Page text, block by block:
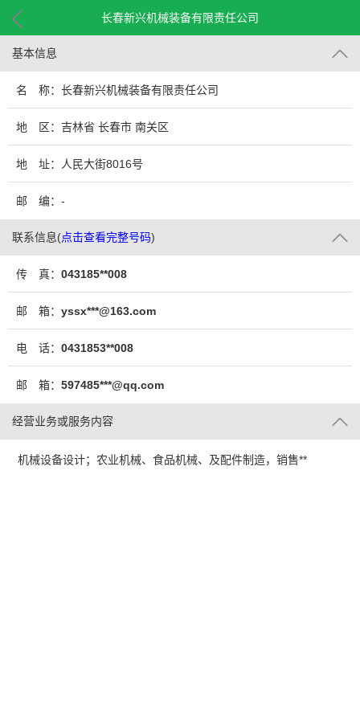
长春新兴机械装备有限责任公司
基本信息
名 称：长春新兴机械装备有限责任公司
地 区：吉林省 长春市 南关区
地 址：人民大街8016号
邮 编：-
联系信息(点击查看完整号码)
传 真： 043185**008
邮 箱： yssx***@163.com
电 话： 0431853**008
邮 箱： 597485***@qq.com
经营业务或服务内容
机械设备设计；农业机械、食品机械、及配件制造，销售**